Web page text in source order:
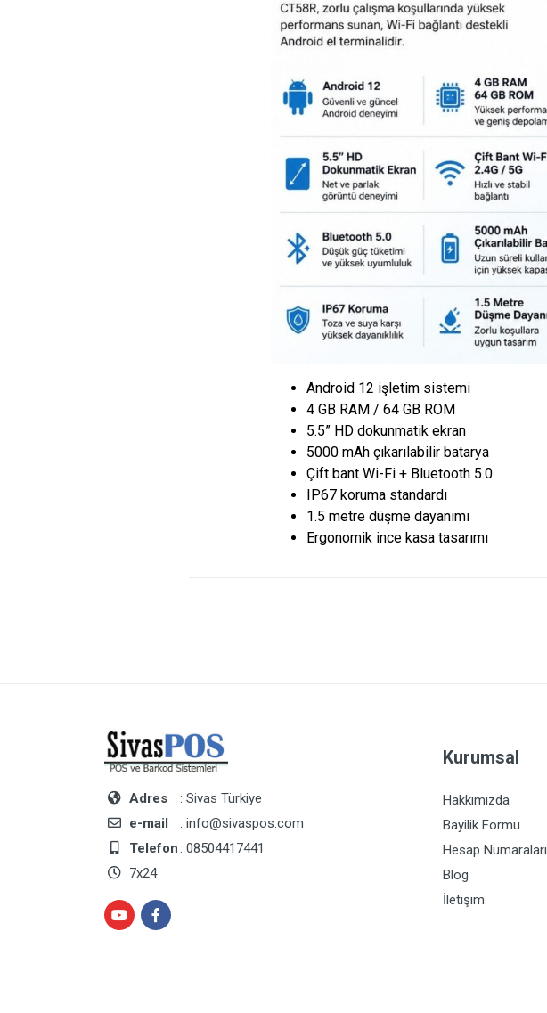
Android 12 işletim sistemi
4 GB RAM / 64 GB ROM
5.5” HD dokunmatik ekran
5000 mAh çıkarılabilir batarya
Çift bant Wi-Fi + Bluetooth 5.0
IP67 koruma standardı
1.5 metre düşme dayanımı
Ergonomik ince kasa tasarımı
Adres
: Sivas Türkiye
e-mail
: info@sivaspos.com
Telefon: 08504417441
7x24
Kurumsal
Hakkımızda
Bayilik Formu
Hesap Numaraları
Blog
İletişim